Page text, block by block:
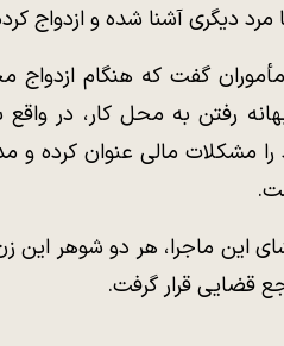
مرد دیگری آشنا شده و ازدواج
گفت که هنگام
رفتن به محل کار، در
را مشکلات مالی عنوان کرده
این ماجرا، هر دو شوهر این
قضایی قرار گرفت.